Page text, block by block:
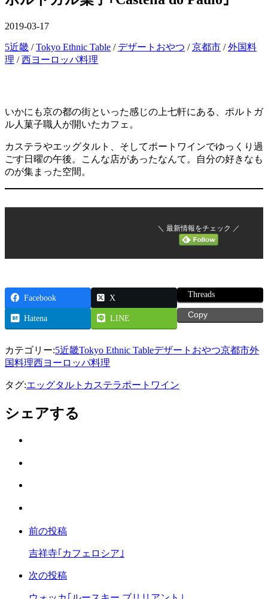
公
日
2019-03-17
カ
テ
5近畿 /Tokyo Ethnic Table / デザートおやつ /京都市 /外国料
理 /西ヨーロッパ料理
いかにも京の都の街といった感じの上七軒にある、ポルトガ
ル人菓子職人が開いたカフェ。
カステラやエッグタルト、そしてポートワインでゆっくり過
ごす日曜の午後。こんな店があったなんて。自分の好きなも
のが集まった空間。
＼ 最新情報をチェック ／
Facebook X Threads
Hatena LINE Copy
カテゴリー:5近畿Tokyo Ethnic Tableデザートおやつ京都市外
国料理西ヨーロッパ料理
タグ:エッグタルト カステラポートワイン
シェアする
ク
マ
ー
に
ア
シ
ア
前の投稿
吉祥寺｢カフェロシア｣
次の投稿